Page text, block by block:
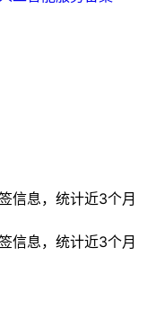
信息，统计近3个月
信息，统计近3个月